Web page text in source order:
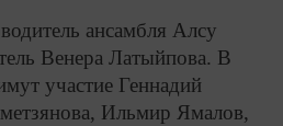
ансамбля Алсу
Венера Латыйпова. В
участие Геннадий
Ильмир Ямалов,